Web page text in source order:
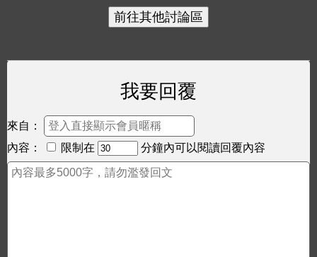
我要回覆
來自：
內容：
限制在 分鐘內可以閱讀回覆內容